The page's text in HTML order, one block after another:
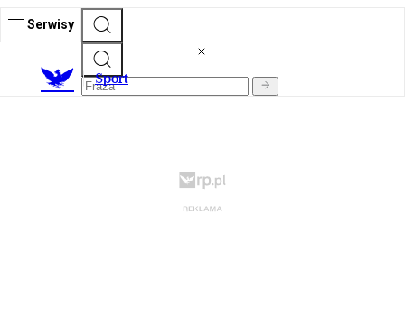
Serwisy
Sport